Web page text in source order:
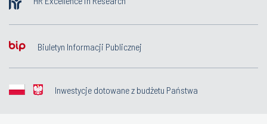
Biuletyn Informacji Publicznej
Inwestycje dotowane z budżetu Państwa